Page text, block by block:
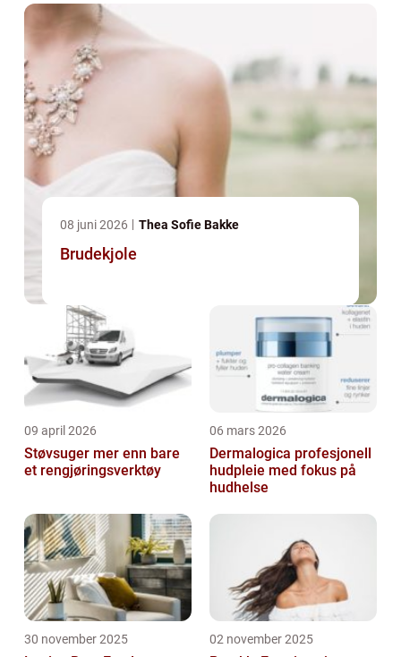
08 juni 2026 Thea Sofie Bakke
Brudekjole
09 april 2026
Støvsuger mer enn bare
et rengjøringsverktøy
06 mars 2026
Dermalogica profesjonell
hudpleie med fokus på
hudhelse
30 november 2025 02 november 2025